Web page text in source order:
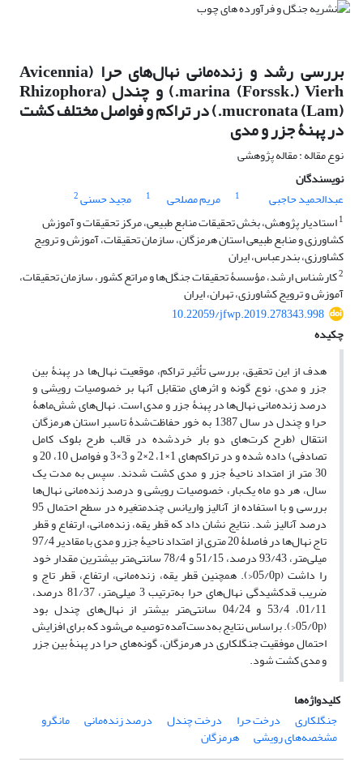
بررسی رشد و زنده‌مانی نهال‌های حرا (Avicennia
marina (Forssk.) Vierh.) و چندل (Rhizophora
mucronata (Lam).) در تراکم و فواصل مختلف کشت
در پهنۀ جزر و مدی
نوع مقاله : مقاله پژوهشی
نویسندگان
عبدالحمید حاجبی
1 مریم مصلحی 1 مجید حسنی2
1استادیار پژوهش، بخش تحقیقات منابع طبیعی، مرکز تحقیقات و آموزش
کشاورزی و منابع طبیعی استان هرمزگان، سازمان تحقیقات، آموزش و ترویج
کشاورزی، بندرعباس، ایران
2کارشناس ارشد، مؤسسۀ تحقیقات جنگل‌ها و مراتع کشور، سازمان تحقیقات،
آموزش و ترویج کشاورزی، تهران، ایران
10.22059/jfwp.2019.278343.998
چکیده
هدف از این تحقیق، بررسی تأثیر تراکم، موقعیت نهال‌ها در پهنۀ بین
جزر و مدی، نوع گونه و اثرهای متقابل آنها بر خصوصیات رویشی و
درصد زنده‌مانی نهال‌ها در پهنۀ جزر و مدی است. نهال‌های شش‌ماهۀ
حرا و چندل در سال 1387 به خور حفاظت‌شدۀ تاسبر استان هرمزگان
انتقال (طرح کرت‌های دو بار خرد‌شده در قالب طرح بلوک کامل
تصادفی) داده شده و در تراکم‌های 1×1، 2×2 و 3×3 و فواصل 10، 20 و
30 متر از امتداد ناحیۀ جزر و مدی کشت شدند. سپس به مدت یک
‌سال، هر دو ماه یک‌بار، خصوصیات رویشی و درصد زنده‌مانی نهال‌ها
بررسی و با استفاده از آنالیز واریانس چندمتغیره در سطح احتمال 95
درصد آنالیز شد. نتایج نشان داد که قطر یقه، زنده‌مانی، ارتفاع و قطر
تاج نهال‌ها در فاصلۀ 20 متری از امتداد ناحیۀ جزر و مدی با مقادیر 97/4
میلی‌متر، 93/43 درصد، 51/15 و 78/4 سانتی‌متر بیشترین مقدار خود
را داشت (‌05/0p<). همچنین قطر یقه، زنده‌مانی، ارتفاع، قطر تاج و
ضریب قدکشیدگی نهال‌های حرا به‌ترتیب 3 میلی‌متر، 81/37 درصد،
01/11، 53/4 و 04/24 سانتی‌متر بیشتر از نهال‌های چندل بود
(05/0p<). براساس نتایج به‌دست‌آمده توصیه می‌شود که برای افزایش
احتمال موفقیت جنگلکاری در هرمزگان، گونه‌های حرا در پهنۀ بین جزر
و مدی کشت شود.
کلیدواژه‌ها
جنگلکاری
درخت حرا درخت چندل درصد زنده‌مانی مانگرو
مشخصه‌های رویشی هرمزگان